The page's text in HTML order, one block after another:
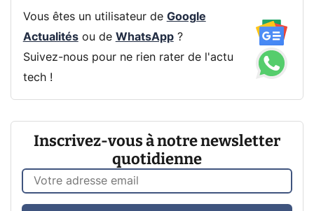
Vous êtes un utilisateur de Google
Actualitésou de WhatsApp?
Suivez-nous pour ne rien rater de l'actu
tech !
Inscrivez-vous à notre newsletter
quotidienne